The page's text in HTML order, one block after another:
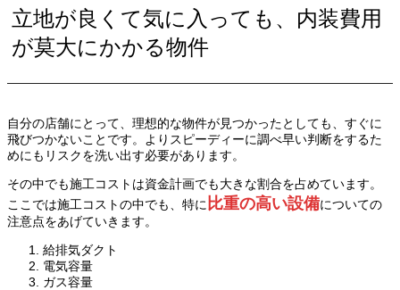
立地が良くて気に入っても、内装費用
が莫大にかかる物件
自分の店舗にとって、理想的な物件が見つかったとしても、すぐに
飛びつかないことです。よりスピーディーに調べ早い判断をするた
めにもリスクを洗い出す必要があります。
その中でも施工コストは資金計画でも大きな割合を占めています。
ここでは施工コストの中でも、特に 比重の高い設備についての
注意点をあげていきます。
給排気ダクト
電気容量
ガス容量